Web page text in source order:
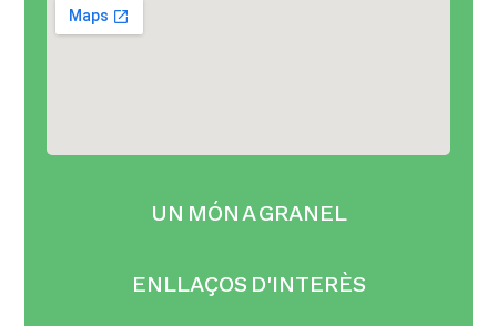
UN MÓN A GRANEL
ENLLAÇOS D'INTERÈS